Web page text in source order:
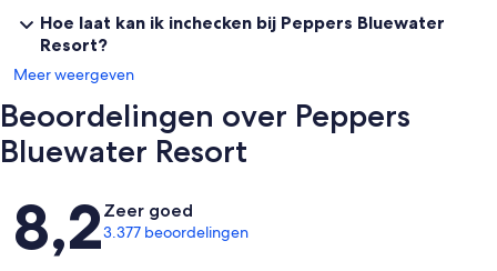
Hoe laat kan ik inchecken bij Peppers Bluewater
Resort?
Meer weergeven
Beoordelingen over Peppers
Bluewater Resort
Beoordelingen
8,2Zeer goed
3.377 beoordelingen